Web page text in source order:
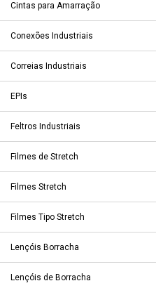
Cintas para Amarração
Conexões Industriais
Correias Industriais
EPIs
Feltros Industriais
Filmes de Stretch
Filmes Stretch
Filmes Tipo Stretch
Lençóis Borracha
Lençóis de Borracha